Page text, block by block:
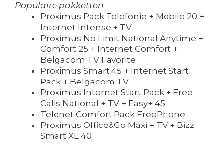
Populaire pakketten
Proximus Pack Telefonie + Mobile 20 +
Internet Intense + TV
Proximus No Limit National Anytime +
Comfort 25 + Internet Comfort +
Belgacom TV Favorite
Proximus Smart 45 + Internet Start
Pack + Belgacom TV
Proximus Internet Start Pack + Free
Calls National + TV + Easy+ 45
Telenet Comfort Pack FreePhone
Proximus Office&Go Maxi + TV + Bizz
Smart XL 40